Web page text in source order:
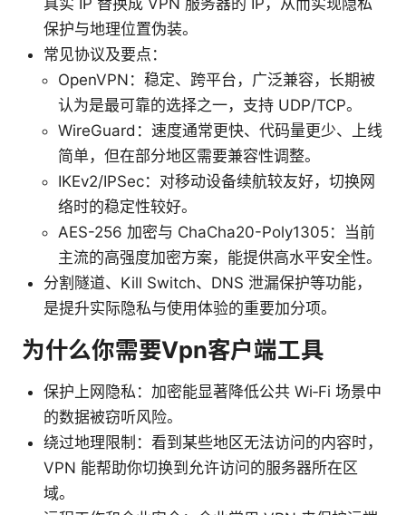
真实 IP 替换成 VPN 服务器的 IP，从而实现隐私
保护与地理位置伪装。
常见协议及要点：
OpenVPN：稳定、跨平台，广泛兼容，长期被
认为是最可靠的选择之一，支持 UDP/TCP。
WireGuard：速度通常更快、代码量更少、上线
简单，但在部分地区需要兼容性调整。
IKEv2/IPSec：对移动设备续航较友好，切换网
络时的稳定性较好。
AES-256 加密与 ChaCha20-Poly1305：当前
主流的高强度加密方案，能提供高水平安全性。
分割隧道、Kill Switch、DNS 泄漏保护等功能，
是提升实际隐私与使用体验的重要加分项。
为什么你需要Vpn客户端工具
保护上网隐私：加密能显著降低公共 Wi‑Fi 场景中
的数据被窃听风险。
绕过地理限制：看到某些地区无法访问的内容时，
VPN 能帮助你切换到允许访问的服务器所在区
域。